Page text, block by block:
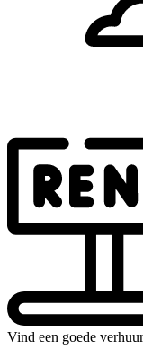
Vind een goede